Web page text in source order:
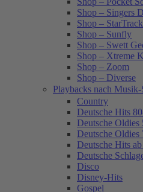
Shop – Singers
Shop –
Shop – Sunfly
Shop – Swett
Shop – Xtreme
Shop – Zoom
Shop – Diverse
Playbacks nach
Country
Deutsche Hits
Deutsche Oldies
Deutsche Oldies
Deutsche Hits
Deutsche
Disco
Disney-Hits
Gospel